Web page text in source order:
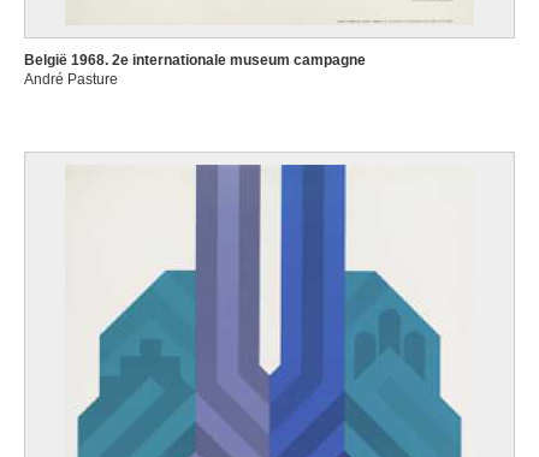
België 1968. 2e internationale museum campagne
André Pasture